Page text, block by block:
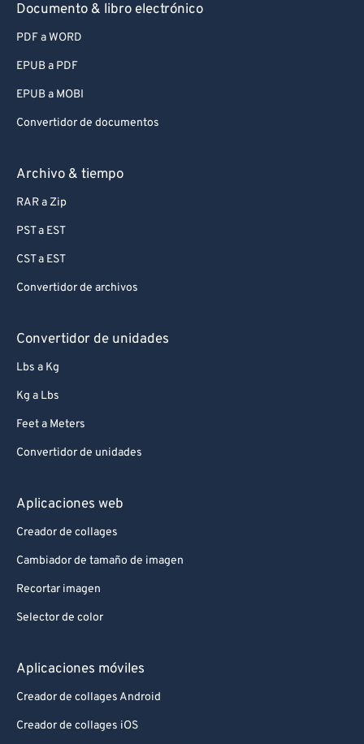
Documento & libro electrónico
PDF a WORD
EPUB a PDF
EPUB a MOBI
Convertidor de documentos
Archivo & tiempo
RAR a Zip
PST a EST
CST a EST
Convertidor de archivos
Convertidor de unidades
Lbs a Kg
Kg a Lbs
Feet a Meters
Convertidor de unidades
Aplicaciones web
Creador de collages
Cambiador de tamaño de imagen
Recortar imagen
Selector de color
Aplicaciones móviles
Creador de collages Android
Creador de collages iOS